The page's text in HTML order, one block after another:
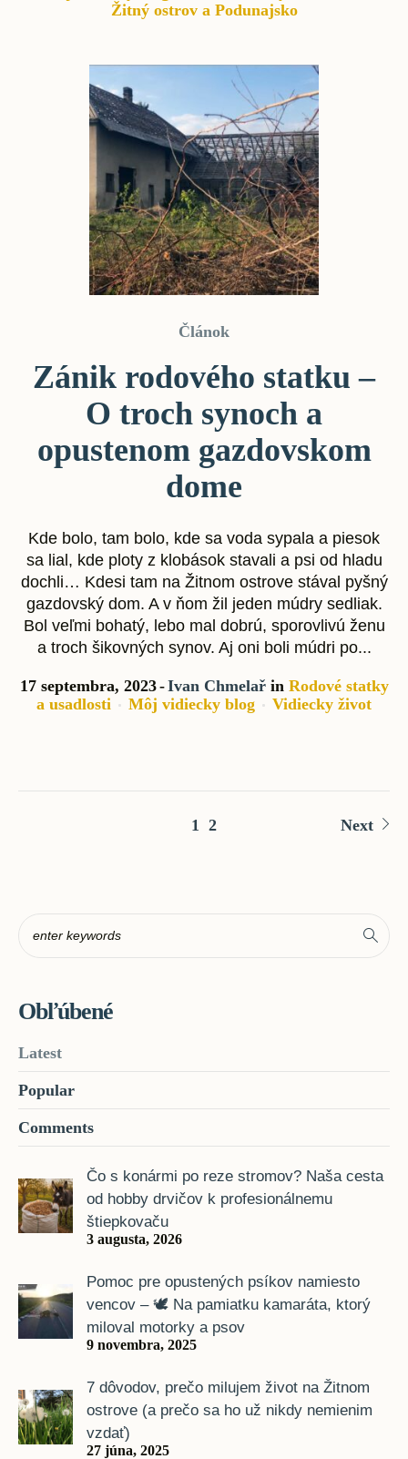
Žitný ostrov a Podunajsko
Článok
Zánik rodového statku –
O troch synoch a
opustenom gazdovskom
dome
Kde bolo, tam bolo, kde sa voda sypala a piesok
sa lial, kde ploty z klobások stavali a psi od hladu
dochli… Kdesi tam na Žitnom ostrove stával pyšný
gazdovský dom. A v ňom žil jeden múdry sedliak.
Bol veľmi bohatý, lebo mal dobrú, sporovlivú ženu
a troch šikovných synov. Aj oni boli múdri po...
17 septembra, 2023 Ivan Chmelařin Rodové statky
a usadlosti
Môj vidiecky blog Vidiecky život
1 2 Next
Obľúbené
Latest
Popular
Comments
Čo s konármi po reze stromov? Naša cesta
od hobby drvičov k profesionálnemu
štiepkovaču
3 augusta, 2026
Pomoc pre opustených psíkov namiesto
vencov – 🕊️ Na pamiatku kamaráta, ktorý
miloval motorky a psov
9 novembra, 2025
7 dôvodov, prečo milujem život na Žitnom
ostrove (a prečo sa ho už nikdy nemienim
vzdať)
27 júna, 2025